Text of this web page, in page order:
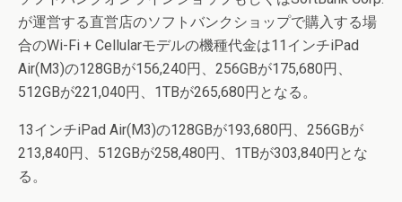
が運営する直営店のソフトバンクショップで購入する場
合のWi-Fi + Cellularモデルの機種代金は11インチiPad
Air(M3)の128GBが156,240円、256GBが175,680円、
512GBが221,040円、1TBが265,680円となる。
13インチiPad Air(M3)の128GBが193,680円、256GBが
213,840円、512GBが258,480円、1TBが303,840円とな
る。